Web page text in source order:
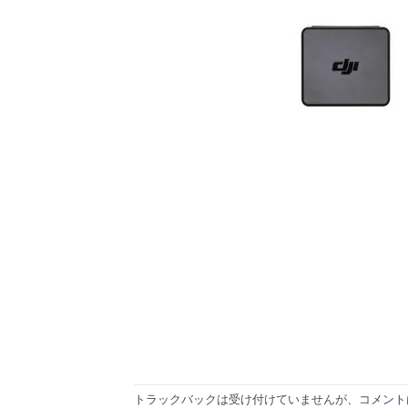
トラックバックは受け付けていませんが、 コメン